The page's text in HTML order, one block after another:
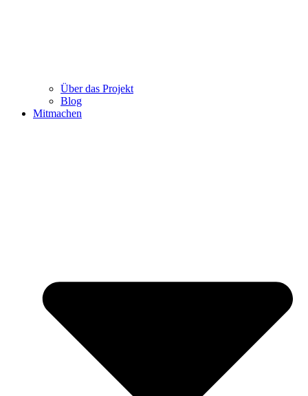
Über das Projekt
Blog
Mitmachen